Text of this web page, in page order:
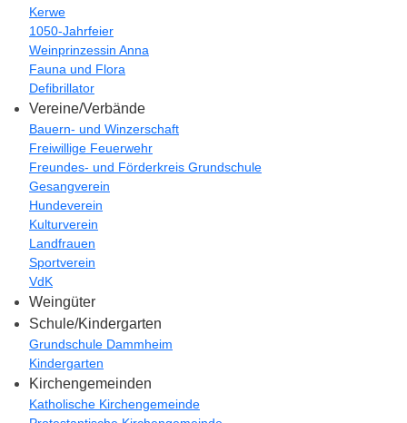
Kerwe
1050-Jahrfeier
Weinprinzessin Anna
Fauna und Flora
Defibrillator
Vereine/Verbände
Bauern- und Winzerschaft
Freiwillige Feuerwehr
Freundes- und Förderkreis Grundschule
Gesangverein
Hundeverein
Kulturverein
Landfrauen
Sportverein
VdK
Weingüter
Schule/Kindergarten
Grundschule Dammheim
Kindergarten
Kirchengemeinden
Katholische Kirchengemeinde